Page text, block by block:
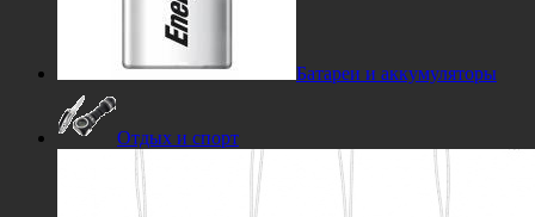
Батареи и аккумуляторы
Отдых и спорт